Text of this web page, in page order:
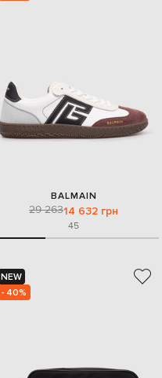
BALMAIN
29 26314 632 грн
45
NEW
- 40%